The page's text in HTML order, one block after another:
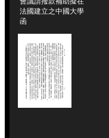
法國建立之中國大學
函